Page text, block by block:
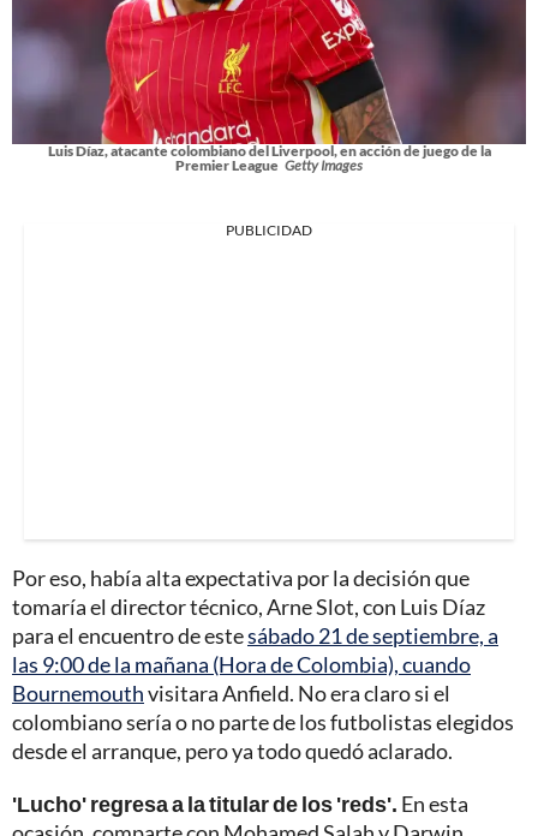
Luis Díaz, atacante colombiano del Liverpool, en acción de juego de la
Premier League Getty Images
PUBLICIDAD
Por eso, había alta expectativa por la decisión que
tomaría el director técnico, Arne Slot, con Luis Díaz
para el encuentro de estesábado 21 de septiembre, a
las 9:00 de la mañana (Hora de Colombia), cuando
Bournemouthvisitara Anfield. No era claro si el
colombiano sería o no parte de los futbolistas elegidos
desde el arranque, pero ya todo quedó aclarado.
'Lucho' regresa a la titular de los 'reds'. En esta